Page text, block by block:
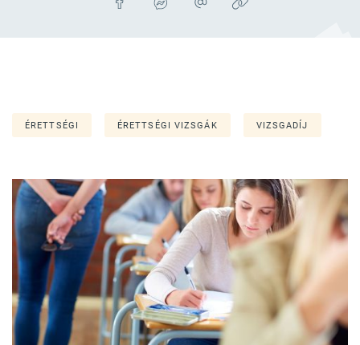
ÉRETTSÉGI ÉRETTSÉGI VIZSGÁK VIZSGADÍJ